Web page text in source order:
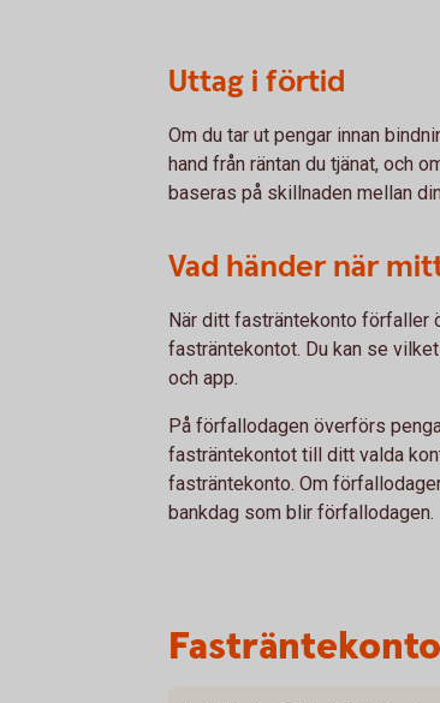
Uttag i förtid
Om du tar ut pengar innan
hand från räntan du tjänat, och
baseras på skillnaden mellan
Vad händer när
När ditt fasträntekonto förfaller
fasträntekontot. Du kan se
och app.
På förfallodagen överförs
fasträntekontot till ditt valda
fasträntekonto. Om
bankdag som blir förfallodagen.